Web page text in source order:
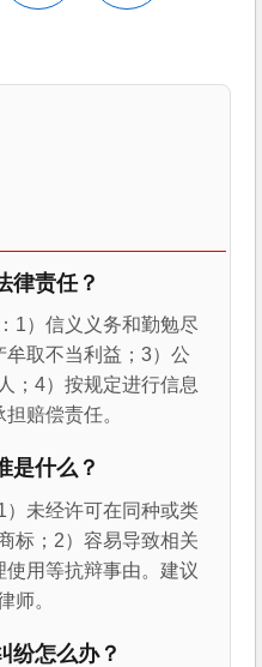
律责任？
1）信义义务和勤勉尽
取不当利益；3）公
；4）按规定进行信息
赔偿责任。
是什么？
未经许可在同种或类
标；2）容易导致相关
用等抗辩事由。建议
师。
纷怎么办？